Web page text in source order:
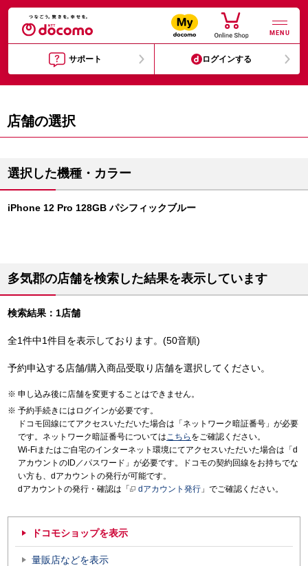
MENU
サポート ログインする
店舗の選択
選択した機種・カラー
iPhone 12 Pro 128GB パシフィックブルー
多気郡の店舗を検索した結果を表示しています
検索結果：1店舗
全1件中1件目を表示しております。(50音順)
予約申込する店舗/購入商品受取り店舗を選択してください。
申し込み後に店舗を変更することはできません。
予約手続きにはログインが必要です。
ドコモ回線にてアクセスいただいた場合は「ネットワーク暗証番号」が必要
です。ネットワーク暗証番号についてはこちら をご確認ください。
Wi-Fiまたはご自宅のインターネット環境にてアクセスいただいた場合は「d
アカウントのID／パスワード」が必要です。ドコモの契約回線をお持ちでな
い方も、dアカウントの発行が可能です。
dアカウントの発行・確認は「
dアカウント発行 」でご確認ください。
ドコモショップを表示
量販店などを表示